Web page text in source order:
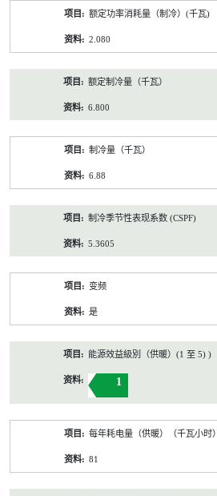
额定功率消耗量（制冷）(千瓦)
2.080
额定制冷量（千瓦）
6.800
制冷量（千瓦）
6.88
制冷季节性表现系数 (CSPF)
5.3605
变频
是
能源效益級別（供暖）(1 至 5) )
1
每年耗电量（供暖）（千瓦小时）
81